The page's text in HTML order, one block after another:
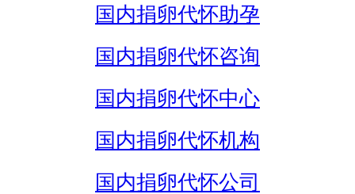
国内捐卵代怀助孕
国内捐卵代怀咨询
国内捐卵代怀中心
国内捐卵代怀机构
国内捐卵代怀公司